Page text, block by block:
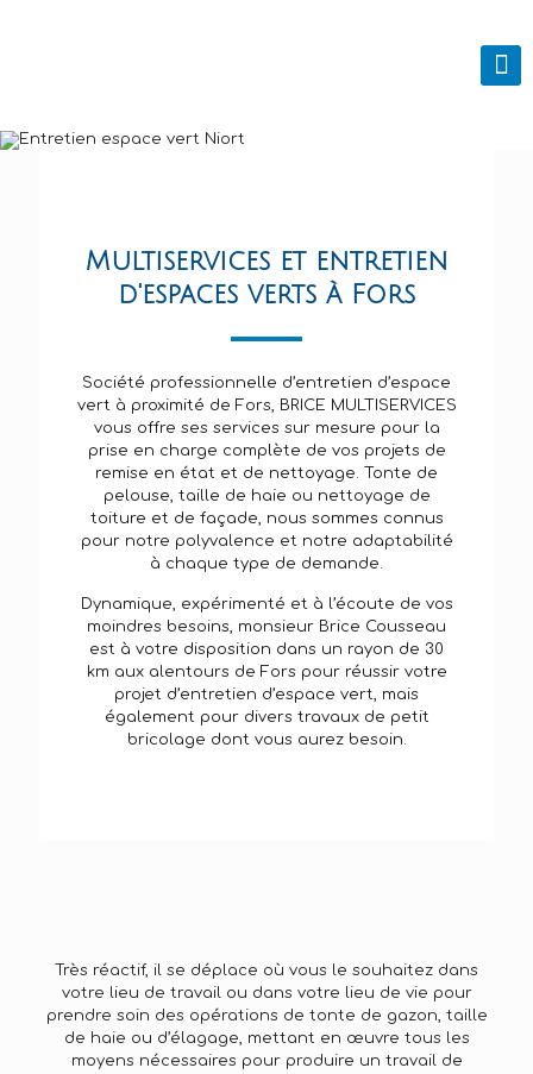
Multiservices et entretien
d'espaces verts à Fors
Société professionnelle d’entretien d’espace
vert à proximité de Fors, BRICE MULTISERVICES
vous offre ses services sur mesure pour la
prise en charge complète de vos projets de
remise en état et de nettoyage. Tonte de
pelouse, taille de haie ou nettoyage de
toiture et de façade, nous sommes connus
pour notre polyvalence et notre adaptabilité
à chaque type de demande.
Dynamique, expérimenté et à l’écoute de vos
moindres besoins, monsieur Brice Cousseau
est à votre disposition dans un rayon de 30
km aux alentours de Fors pour réussir votre
projet d’entretien d’espace vert, mais
également pour divers travaux de petit
bricolage dont vous aurez besoin.
Très réactif, il se déplace où vous le souhaitez dans
votre lieu de travail ou dans votre lieu de vie pour
prendre soin des opérations de tonte de gazon, taille
de haie ou d’élagage, mettant en œuvre tous les
moyens nécessaires pour produire un travail de